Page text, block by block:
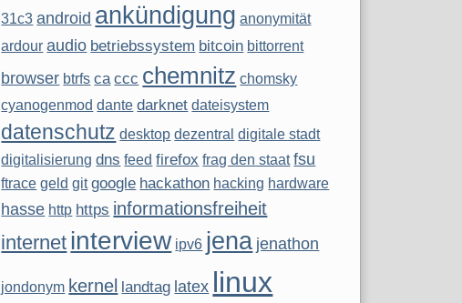
31c3 android ankündigung anonymität
ardour audio betriebssystem bitcoin bittorrent
browser btrfs ca ccc chemnitz chomsky
cyanogenmod dante darknet dateisystem
datenschutz desktop dezentral digitale stadt
digitalisierung dns feed firefox frag den staat fsu
ftrace geld git google hackathon hacking hardware
hasse http https informationsfreiheit
internet interview ipv6 jena jenathon
jondonym kernel landtag latex linux